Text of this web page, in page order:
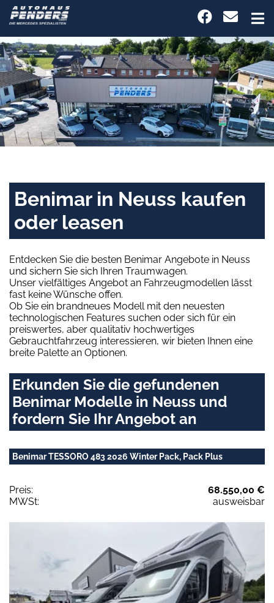
Benimar in Neuss kaufen
oder leasen
Entdecken Sie die besten Benimar Angebote in Neuss
und sichern Sie sich Ihren Traumwagen.
Unser vielfältiges Angebot an Fahrzeugmodellen lässt
fast keine Wünsche offen.
Ob Sie ein brandneues Modell mit den neuesten
technologischen Features suchen oder sich für ein
preiswertes, aber qualitativ hochwertiges
Gebrauchtfahrzeug interessieren, wir bieten Ihnen eine
breite Palette an Optionen.
Erkunden Sie die gefundenen
Benimar Modelle in Neuss und
fordern Sie Ihr Angebot an
Benimar TESSORO 483 2026 Winter Pack, Pack Plus
Preis:
68.550,00 €
MWSt:
ausweisbar